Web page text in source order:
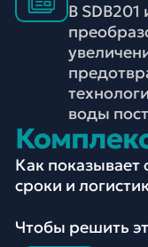
В
воды
Как
сроки и
Чтобы решить